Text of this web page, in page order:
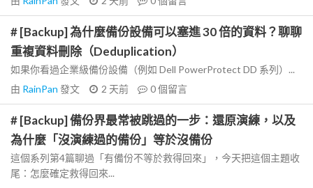
# [Backup] 為什麼備份設備可以塞進 30 倍的資料？聊聊
重複資料刪除（Deduplication）
如果你看過企業級備份設備（例如 Dell PowerProtect DD 系列）...
由 RainPan 發文 2 天前 0個留言
# [Backup] 備份界最常被跳過的一步：還原演練，以及
為什麼「沒演練過的備份」等於沒備份
這個系列第4篇聊過「有備份不等於救得回來」，今天把這個主題收
尾：怎麼確定救得回來...